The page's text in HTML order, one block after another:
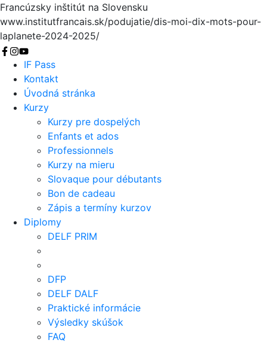
Francúzsky inštitút na Slovensku
www.institutfrancais.sk/podujatie/dis-moi-dix-mots-pour-
laplanete-2024-2025/
Vyhľadať
IF Pass
Kontakt
Úvodná stránka
Kurzy
Kurzy pre dospelých
Enfants et ados
Professionnels
Kurzy na mieru
Slovaque pour débutants
Bon de cadeau
Zápis a termíny kurzov
Diplomy
DELF PRIM
DFP
DELF DALF
Praktické informácie
Výsledky skúšok
FAQ